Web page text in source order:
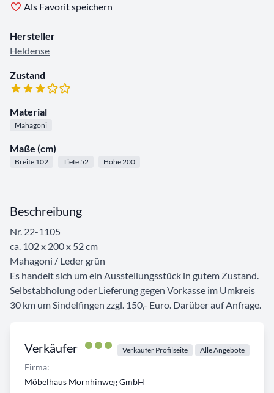
Als Favorit speichern
Hersteller
Heldense
Zustand
Material
Mahagoni
Maße (cm)
Breite 102 Tiefe 52 Höhe 200
Verkäufer Verkäufer Profilseite Alle Angebote
Firma:
Möbelhaus Mornhinweg GmbH
Beschreibung
Nr. 22-1105
ca. 102 x 200 x 52 cm
Mahagoni / Leder grün
Es handelt sich um ein Ausstellungsstück in gutem Zustand.
Selbstabholung oder Lieferung gegen Vorkasse im Umkreis
30 km um Sindelfingen zzgl. 150,- Euro. Darüber auf Anfrage.